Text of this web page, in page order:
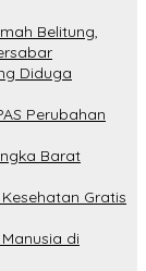
Belitung,
Diduga
Perubahan
Barat
Gratis
di